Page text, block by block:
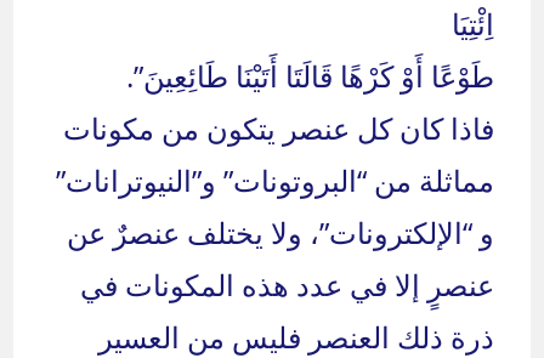
اِئْتِيَا
طَوْعًا أَوْ كَرْهًا قَالَتَا أَتَيْنَا طَائِعِينَ”.
فاذا كان كل عنصر يتكون من مكونات
مماثلة من “البروتونات” و”النيوترانات”
و “الإلكترونات”، ولا يختلف عنصرٌ عن
عنصرٍ إلا في عدد هذه المكونات في
ذرة ذلك العنصر فليس من العسير